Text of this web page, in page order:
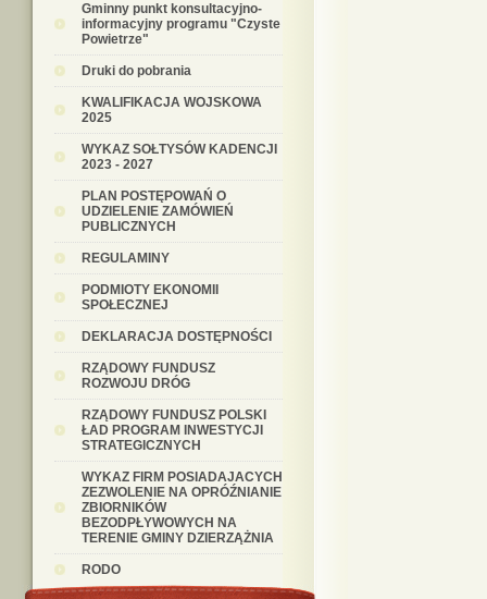
Gminny punkt konsultacyjno-
informacyjny programu "Czyste
Powietrze"
Druki do pobrania
KWALIFIKACJA WOJSKOWA
2025
WYKAZ SOŁTYSÓW KADENCJI
2023 - 2027
PLAN POSTĘPOWAŃ O
UDZIELENIE ZAMÓWIEŃ
PUBLICZNYCH
REGULAMINY
PODMIOTY EKONOMII
SPOŁECZNEJ
DEKLARACJA DOSTĘPNOŚCI
RZĄDOWY FUNDUSZ
ROZWOJU DRÓG
RZĄDOWY FUNDUSZ POLSKI
ŁAD PROGRAM INWESTYCJI
STRATEGICZNYCH
WYKAZ FIRM POSIADAJACYCH
ZEZWOLENIE NA OPRÓŹNIANIE
ZBIORNIKÓW
BEZODPŁYWOWYCH NA
TERENIE GMINY DZIERZĄŻNIA
RODO